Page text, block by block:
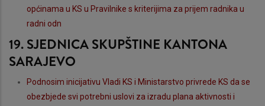
općinama u KS u Pravilnike s kriterijima za prijem radnika u
radni odn
19. SJEDNICA SKUPŠTINE KANTONA
SARAJEVO
Podnosim inicijativu Vladi KS i Ministarstvo privrede KS da se
obezbjede svi potrebni uslovi za izradu plana aktivnosti i